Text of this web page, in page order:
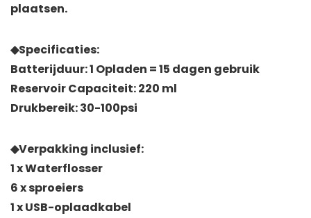
plaatsen.
◆Specificaties:
Batterijduur: 1 Opladen = 15 dagen gebruik
Reservoir Capaciteit: 220 ml
Drukbereik: 30-100psi
◆Verpakking inclusief:
1 x Waterflosser
6 x sproeiers
1 x USB-oplaadkabel